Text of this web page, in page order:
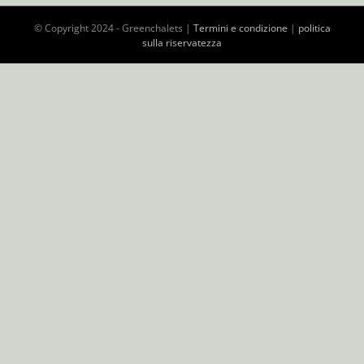
© Copyright 2024 - Greenchalets | Termini e condizione | politica
sulla riservatezza